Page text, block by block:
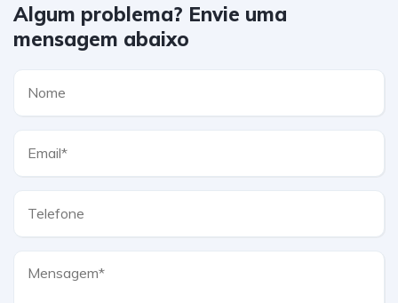
Algum problema? Envie uma
mensagem abaixo